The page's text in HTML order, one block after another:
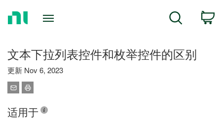
Search
文本下拉列表控件和枚举控件的区别
更新 Nov 6, 2023
适用于